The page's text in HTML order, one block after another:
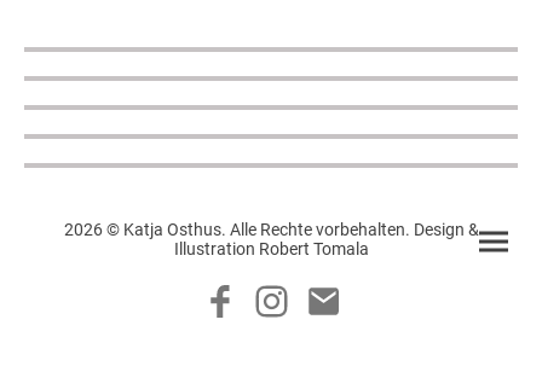
2026 © Katja Osthus. Alle Rechte vorbehalten. Design &
Illustration Robert Tomala